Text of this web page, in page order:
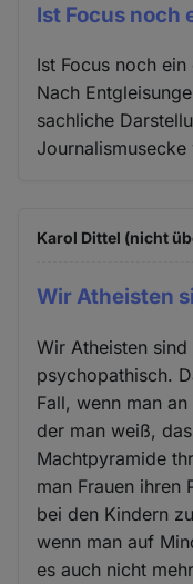
Ist Focus noch
Ist Focus noch
Nach
sachliche
Karol Dittel (nicht
Wir Atheisten
Wir Atheisten
psychopathisch.
Fall, wenn man
der man weiß,
Machtpyramide
man Frauen ihren
bei den Kindern
wenn man auf
es auch nicht